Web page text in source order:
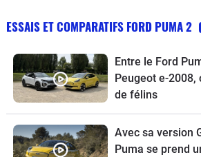
ESSAIS ET COMPARATIFS FORD PUMA 2
Entre le Ford
Peugeot e-2008,
de félins
Avec sa version
Puma se prend